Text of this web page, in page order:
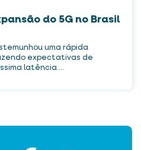
do 5G no Brasil
uma rápida
expectativas de
latência....